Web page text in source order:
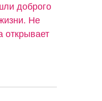
доброго
Не
открывает